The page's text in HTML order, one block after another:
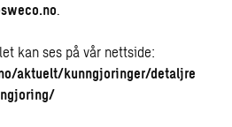
.
kan ses på vår nettside:
aktuelt/kunngjoringer/detaljre